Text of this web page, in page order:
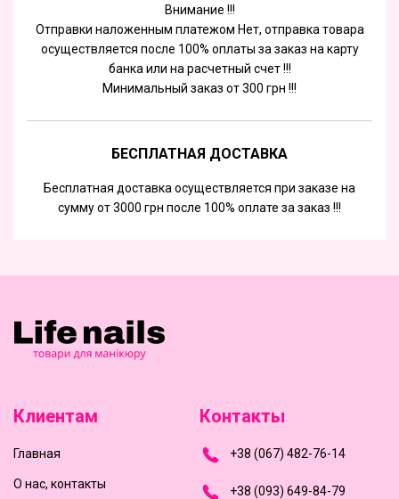
Внимание !!!
Отправки наложенным платежом Нет, отправка товара
осуществляется после 100% оплаты за заказ на карту
банка или на расчетный счет !!!
Минимальный заказ от 300 грн !!!
БЕСПЛАТНАЯ ДОСТАВКА
Бесплатная доставка осуществляется при заказе на
сумму от 3000 грн после 100% оплате за заказ !!!
Клиентам
Главная
О нас, контакты
Контакты
+38 (067) 482-76-14
+38 (093) 649-84-79